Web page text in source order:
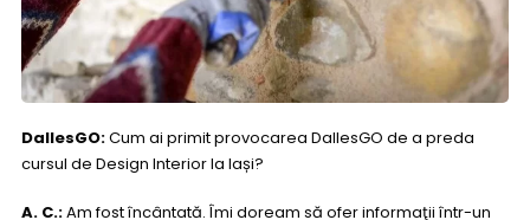
DallesGO:Cum ai primit provocarea DallesGO de a preda
cursul de Design Interior la Iași?
A. C.:Am fost încântată. Îmi doream să ofer informaţii într-un